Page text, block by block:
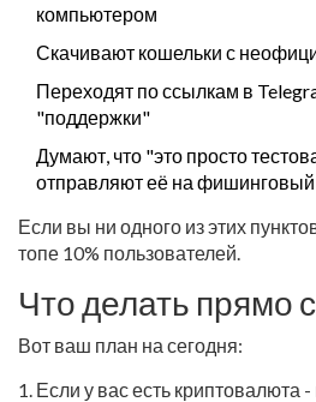
компьютером
Скачивают кошельки с
Переходят по ссылкам в
"поддержки"
Думают, что "это просто
отправляют её на
Если вы ни одного из этих
топе 10% пользователей.
Что делать прямо
Вот ваш план на сегодня:
Если у вас есть криптовалюта